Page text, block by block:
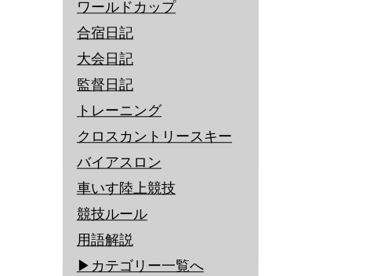
ワールドカップ
合宿日記
大会日記
監督日記
トレーニング
クロスカントリースキー
バイアスロン
車いす陸上競技
競技ルール
用語解説
▶︎カテゴリー一覧へ